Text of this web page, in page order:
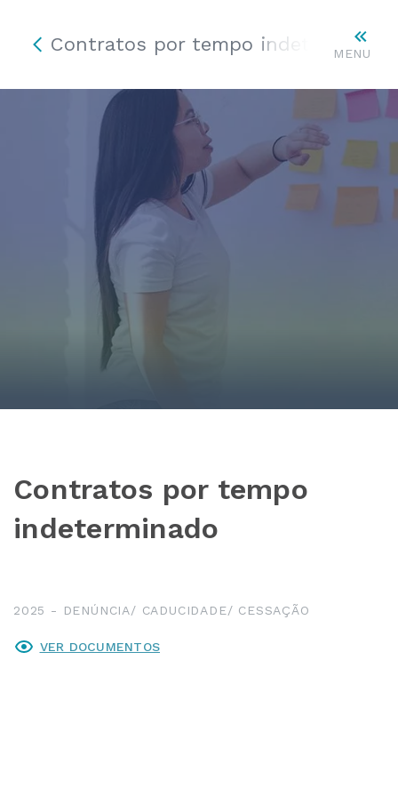
MENU
Contratos por tempo indeterminado
Contratos por tempo
indeterminado
2025 - DENÚNCIA/ CADUCIDADE/ CESSAÇÃO
VER DOCUMENTOS